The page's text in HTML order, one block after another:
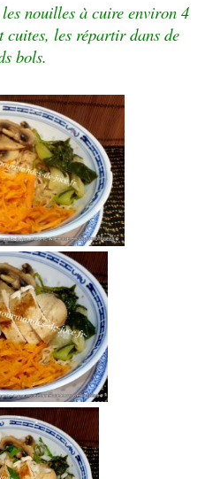
nouilles à cuire environ 4
cuites, les répartir dans de
bols.